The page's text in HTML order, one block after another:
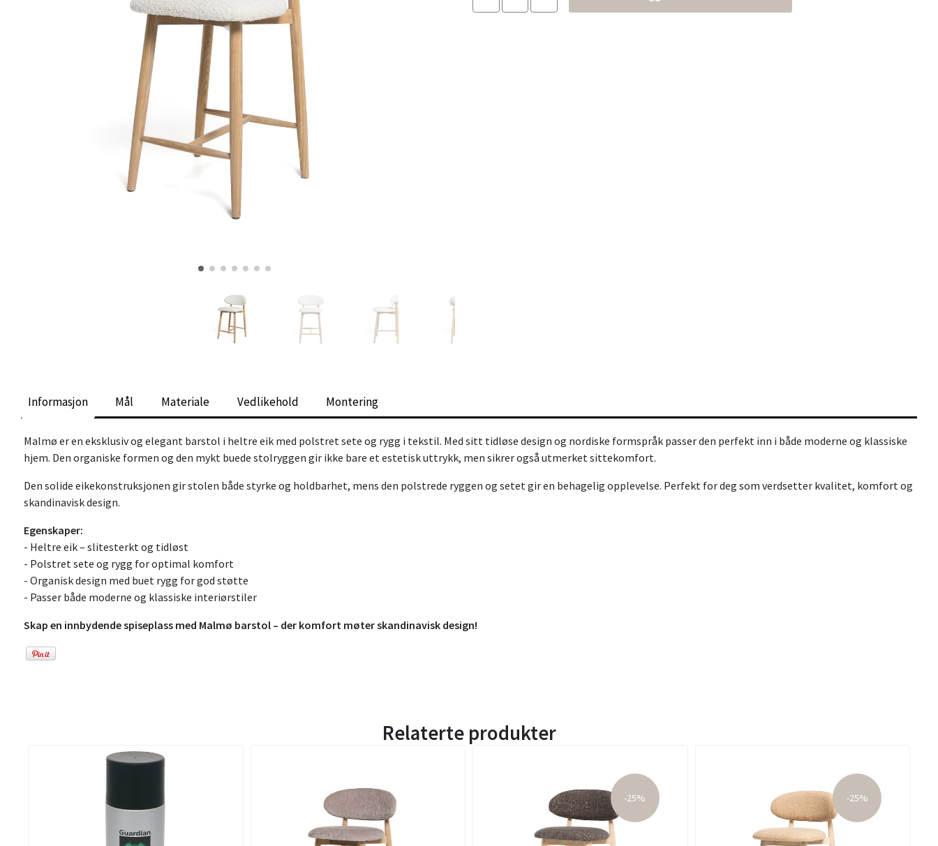
Informasjon Mål Materiale Vedlikehold Montering
Malmø er en eksklusiv og elegant barstol i heltre eik med polstret sete og rygg i tekstil. Med sitt tidløse design og nordiske formspråk passer den perfekt inn i både moderne og klassiske
hjem. Den organiske formen og den mykt buede stolryggen gir ikke bare et estetisk uttrykk, men sikrer også utmerket sittekomfort.
Den solide eikekonstruksjonen gir stolen både styrke og holdbarhet, mens den polstrede ryggen og setet gir en behagelig opplevelse. Perfekt for deg som verdsetter kvalitet, komfort og
skandinavisk design.
Egenskaper:
- Heltre eik – slitesterkt og tidløst
- Polstret sete og rygg for optimal komfort
- Organisk design med buet rygg for god støtte
- Passer både moderne og klassiske interiørstiler
Skap en innbydende spiseplass med Malmø barstol – der komfort møter skandinavisk design!
Relaterte produkter
-25% -25%